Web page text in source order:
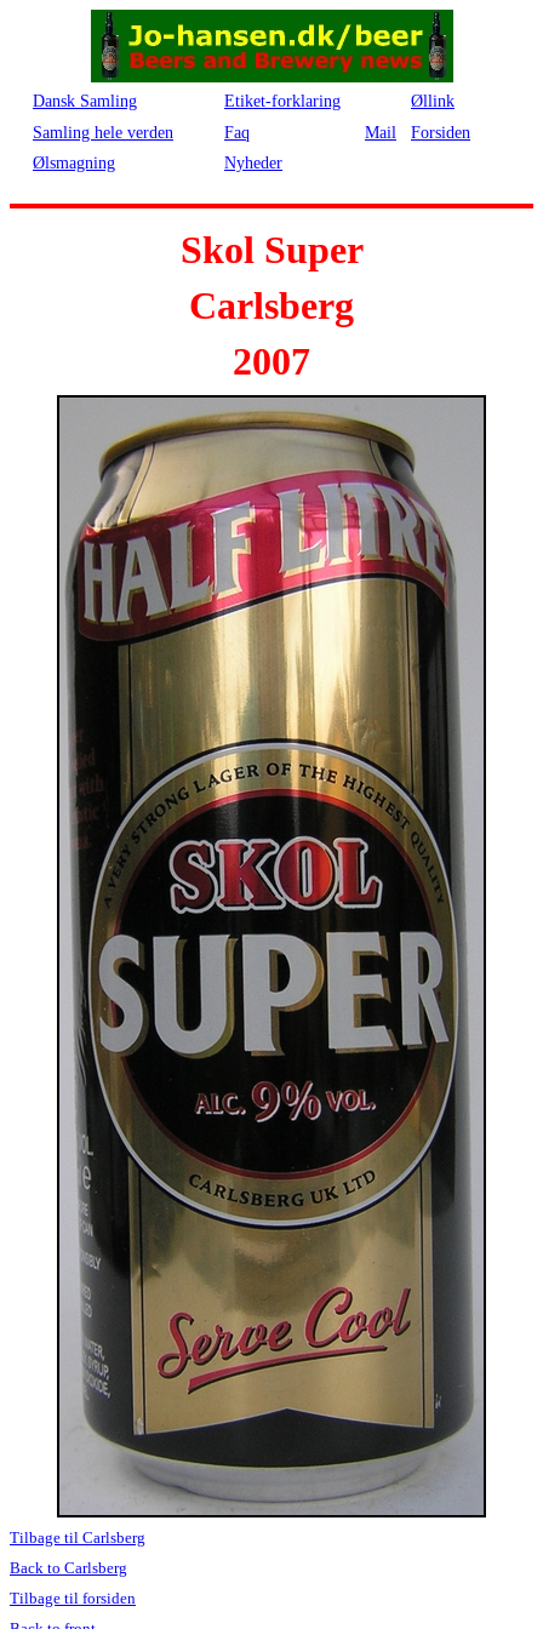
Dansk Samling Etiket-forklaring
Øllink
Samling hele verden
Faq Mail
Forsiden
Ølsmagning
Nyheder
Skol Super
Carlsberg
2007
Tilbage til Carlsberg
Back to Carlsberg
Tilbage til forsiden